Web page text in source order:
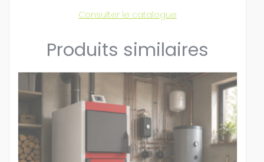
Consulter le catalogue
Produits similaires